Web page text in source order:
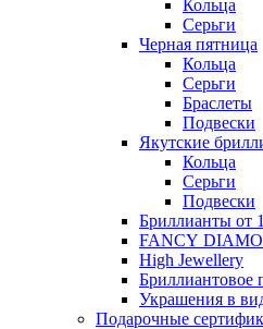
Кольца
Серьги
Черная пятница
Кольца
Серьги
Браслеты
Подвески
Якутские
Кольца
Серьги
Подвески
Бриллианты от
FANCY
High Jewellery
Бриллиантовое
Украшения в
Подарочные